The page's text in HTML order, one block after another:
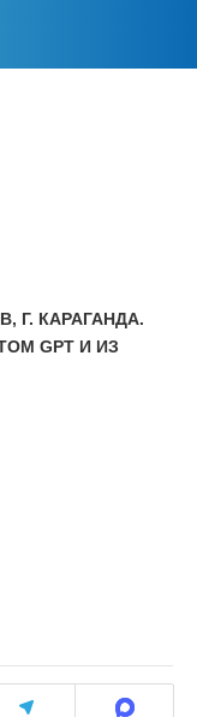
Г. КАРАГАНДА.
GPT И ИЗ